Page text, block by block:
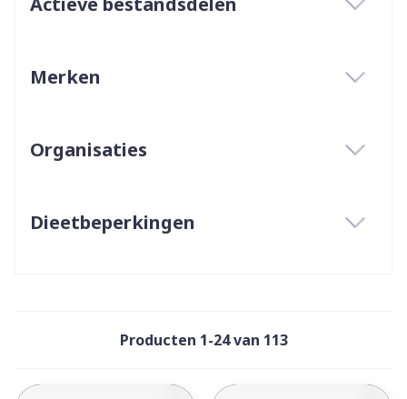
Merken
Organisaties
Dieetbeperkingen
Producten 1-24van 113